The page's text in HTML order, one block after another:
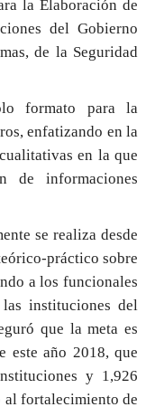
la Elaboración de
del Gobierno
de la Seguridad
formato para la
enfatizando en la
en la que
de informaciones
se realiza desde
práctico sobre
a los funcionales
instituciones del
que la meta es
este año 2018, que
y 1,926
al fortalecimiento de